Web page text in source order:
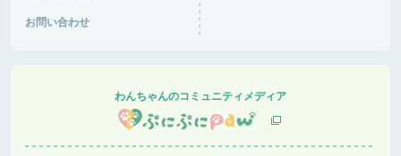
今日は日中からにぎわっていて、犬達は楽しくお友
お問い合わせ
わんちゃんのコミュニティメディア